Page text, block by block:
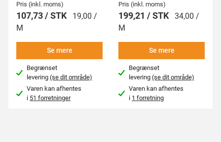
Pris (inkl. moms)
107,73 / STK
19,00 /
M
Se mere
Begrænset
levering(se dit område)
Varen kan afhentes
i 51 forretninger
Pris (inkl. moms)
199,21 / STK 34,00 /
M
Se mere
Begrænset
levering(se dit område)
Varen kan afhentes
i 1 forretning